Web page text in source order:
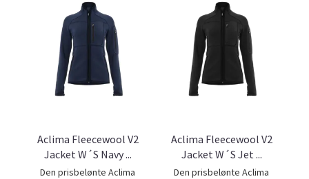
Aclima Fleecewool V2
Jacket W´S Navy ...
Den prisbelønte Aclima
Aclima Fleecewool V2
Jacket W´S Jet ...
Den prisbelønte Aclima